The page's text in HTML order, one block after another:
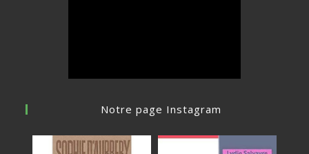
Notre page Instagram